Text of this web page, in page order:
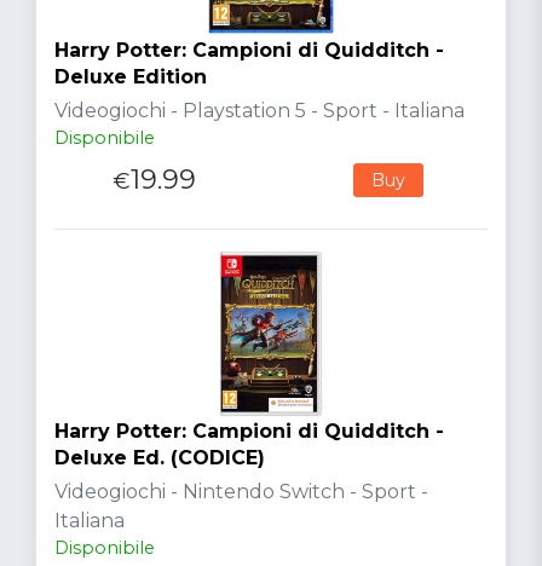
Harry Potter: Campioni di Quidditch -
Deluxe Edition
Videogiochi - Playstation 5 - Sport - Italiana
Disponibile
€19.99 Buy
Harry Potter: Campioni di Quidditch -
Deluxe Ed. (CODICE)
Videogiochi - Nintendo Switch - Sport -
Italiana
Disponibile